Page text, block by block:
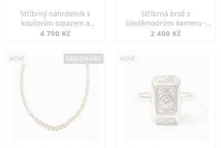
Stříbrný náhrdelník s
kouřovým topazem a
markazity
4 700 Kč
Stříbrná brož s
bleděmodrými kameny -
jemná elegance
2 400 Kč
NOVÉ OBJEDNÁNO NOVÉ